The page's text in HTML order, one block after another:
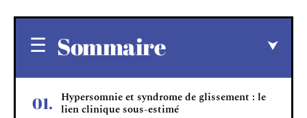
Sommaire
Hypersomnie et syndrome de glissement : le
lien clinique sous-estimé